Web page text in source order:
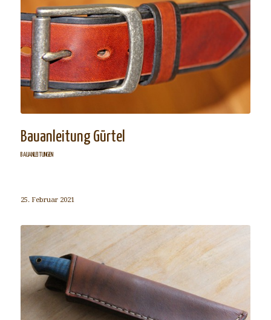
Bauanleitung Gürtel
BAUANLEITUNGEN
25. Februar 2021